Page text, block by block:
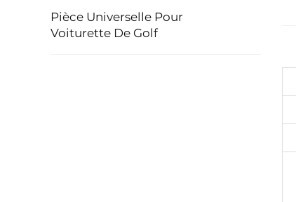
Pièce Universelle Pour
Voiturette De Golf